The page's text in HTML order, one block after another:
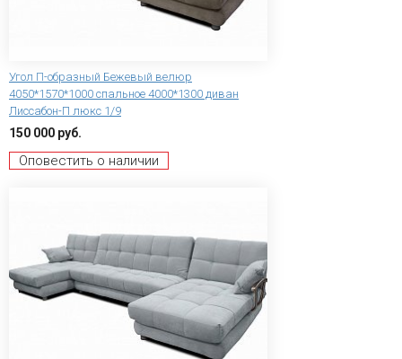
Угол П-образный Бежевый велюр
4050*1570*1000 спальное 4000*1300 диван
Лиссабон-П люкс 1/9
150 000 руб.
Оповестить о наличии